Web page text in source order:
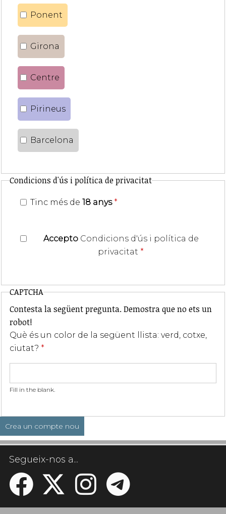
Ponent
Girona
Centre
Pirineus
Barcelona
Condicions d'ús i política de privacitat
Tinc més de 18 anys *
Accepto Condicions d'ús i política de
privacitat *
CAPTCHA
Contesta la següent pregunta. Demostra que no ets un
robot!
Què és un color de la següent llista: verd, cotxe,
ciutat? *
Fill in the blank.
Segueix-nos a...